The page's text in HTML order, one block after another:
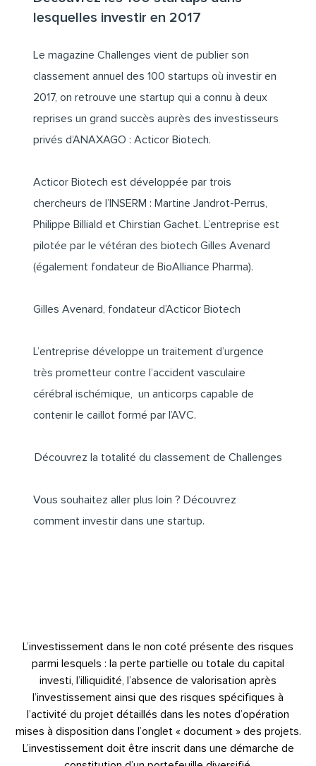
lesquelles investir en 2017
Le magazine Challenges vient de publier son
classement annuel des 100 startups où investir en
2017, on retrouve une startup qui a connu à deux
reprises un grand succès auprès des investisseurs
privés d’ANAXAGO : Acticor Biotech.
Acticor Biotech est développée par trois
chercheurs de l’INSERM : Martine Jandrot-Perrus,
Philippe Billiald et Chirstian Gachet. L’entreprise est
pilotée par le vétéran des biotech Gilles Avenard
(également fondateur de BioAlliance Pharma).
Gilles Avenard, fondateur d’Acticor Biotech
L’entreprise développe un traitement d’urgence
très prometteur contre l’accident vasculaire
cérébral ischémique, un anticorps capable de
contenir le caillot formé par l’AVC.
Découvrez la totalité du classement de Challenges
Vous souhaitez aller plus loin ? Découvrez
comment investir dans une startup.
L’investissement dans le non coté présente des risques
parmi lesquels : la perte partielle ou totale du capital
investi, l’illiquidité, l’absence de valorisation après
l’investissement ainsi que des risques spécifiques à
l’activité du projet détaillés dans les notes d’opération
mises à disposition dans l’onglet « document » des projets.
L’investissement doit être inscrit dans une démarche de